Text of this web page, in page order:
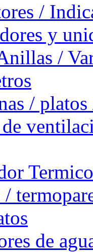
/
y
/
/
Termico
de